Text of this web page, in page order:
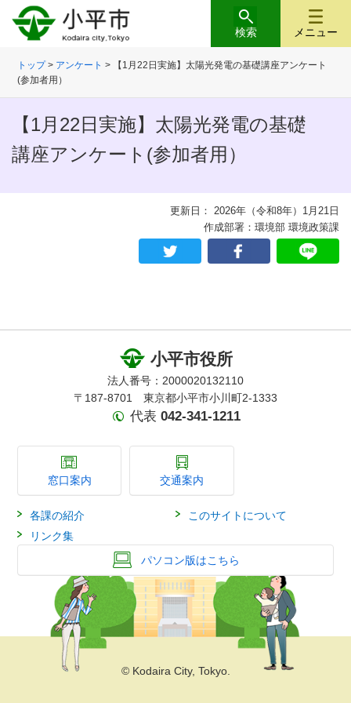
メニュー
検索
トップ> アンケート > 【1月22日実施】太陽光発電の基礎講座アンケート
(参加者用）
【1月22日実施】太陽光発電の基礎
講座アンケート(参加者用）
更新日： 2026年（令和8年）1月21日
作成部署：環境部 環境政策課
小平市役所
法人番号：2000020132110
〒187-8701 東京都小平市小川町2-1333
代表 042-341-1211
窓口案内 交通案内
各課の紹介
このサイトについて
リンク集
パソコン版はこちら
© Kodaira City, Tokyo.